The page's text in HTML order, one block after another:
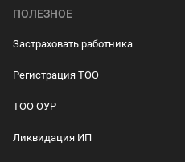
ПОЛЕЗНОЕ
Застраховать работника
Регистрация ТОО
ТОО ОУР
Ликвидация ИП